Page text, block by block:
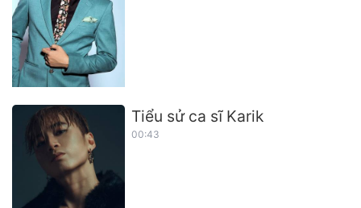
Tiểu sử ca sĩ Karik
00:43